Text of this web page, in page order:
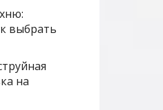
выбрать
на